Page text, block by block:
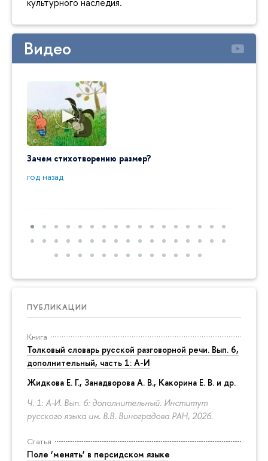
Видео
Зачем стихотворению размер?
год назад
ПУБЛИКАЦИИ
Книга
Толковый словарь русской разговорной речи. Вып. 6,
дополнительный, часть 1: А-И
Жидкова Е. Г., Занадворова А. В., Какорина Е. В. и др.
Ч. 1: А-И. Вып. 6: дополнительный. Институт
русского языка им. В.В. Виноградова РАН, 2026.
Статья
Поле ‘менять’ в персидском языке